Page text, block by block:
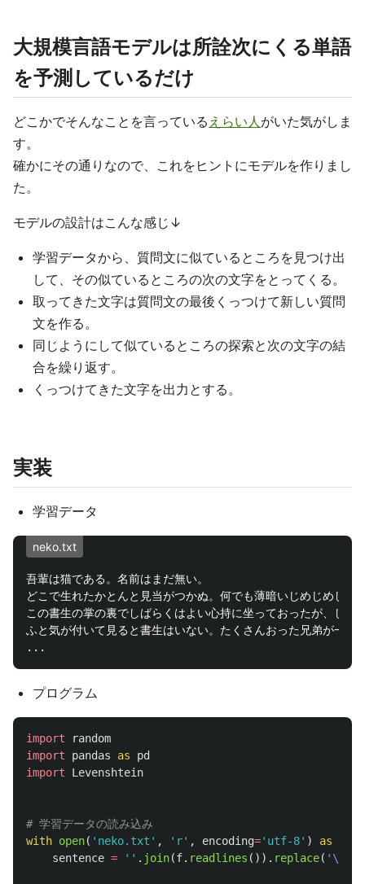
大規模言語モデルは所詮次にくる単語
を予測しているだけ
どこかでそんなことを言っている えらい人がいた気がしま
す。
確かにその通りなので、これをヒントにモデルを作りまし
た。
モデルの設計はこんな感じ↓
学習データから、質問文に似ているところを見つけ出
して、その似ているところの次の文字をとってくる。
取ってきた文字は質問文の最後くっつけて新しい質問
文を作る。
同じようにして似ているところの探索と次の文字の結
合を繰り返す。
くっつけてきた文字を出力とする。
実装
学習データ
neko.txt
吾輩は猫である。名前はまだ無い。
どこで生れたかとんと見当がつかぬ。何でも薄暗いじめじめし
この書生の掌の裏でしばらくはよい心持に坐っておったが、し
ふと気が付いて見ると書生はいない。たくさんおった兄弟が一
プログラム
import
random
import
pandas as
pd
import
Levenshtein
with open( ' neko.txt ' , ' r' , encoding=' utf-8' ) as
sentence = '' . join(f. readlines ()). replace( ' \n